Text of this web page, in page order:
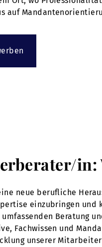
auf
in:
neue berufliche
einzubringen und
umfassenden Beratung
Fachwissen und
unserer